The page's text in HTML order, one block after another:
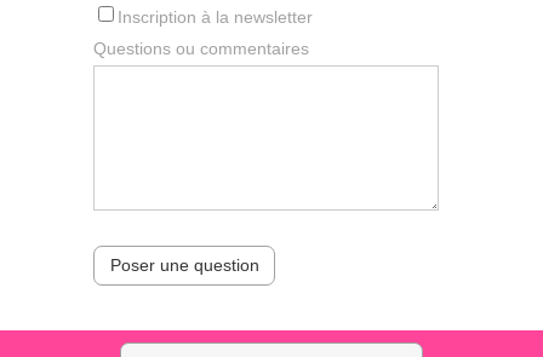
Inscription à la newsletter
Questions ou commentaires
Poser une question